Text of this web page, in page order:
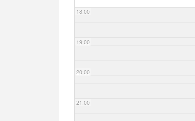
18:00
19:00
20:00
21:00